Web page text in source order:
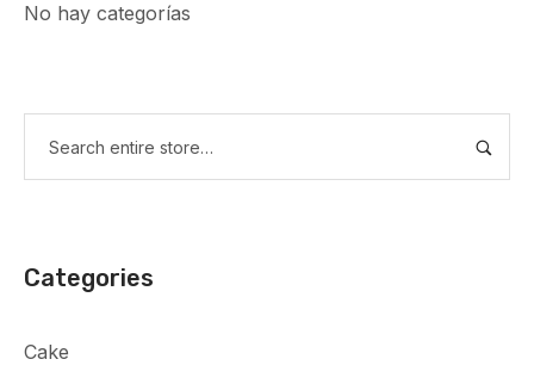
No hay categorías
Categories
Cake